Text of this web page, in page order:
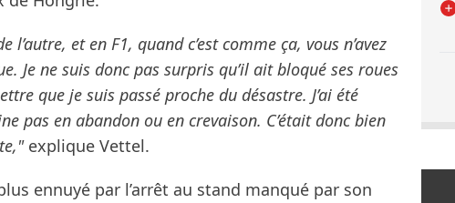
l’autre, et en F1, quand c’est comme ça, vous n’avez
Je ne suis donc pas surpris qu’il ait bloqué ses roues
que je suis passé proche du désastre. J’ai été
pas en abandon ou en crevaison. C’était donc bien
explique Vettel.
ennuyé par l’arrêt au stand manqué par son